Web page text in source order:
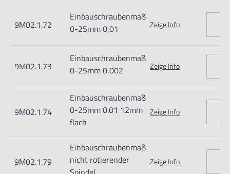
Verletzungen führen.
Hogetex/Kometex B.V., Gesinkkampstraat 1,7051 HR
Varsseveld/ Netherlands, email: Info@hogetex.com
9M02.1.72
Einbauschraubenmaß
0-25mm 0,01
Zeige Info
9M02.1.73
Einbauschraubenmaß
0-25mm 0,002
Zeige Info
9M02.1.74
Einbauschraubenmaß
0-25mm 0.01 12mm
flach
Zeige Info
9M02.1.79
Einbauschraubenmaß
nicht rotierender
Zeige Info